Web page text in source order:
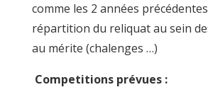
comme les 2 années
répartition du reliquat au sein
au mérite (chalenges …)
Competitions prévues :